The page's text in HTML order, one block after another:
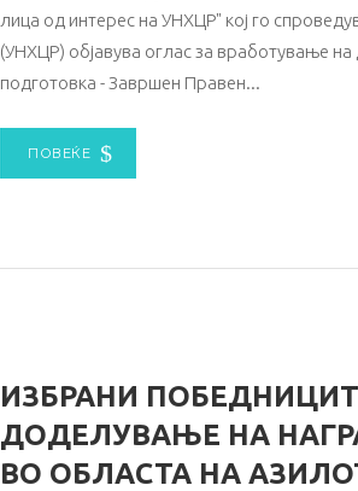
лица од интерес на УНХЦР" кој го
(УНХЦР) објавува оглас за вработување
подготовка - Завршен Правен
ПОВЕЌЕ
ИЗБРАНИ
ДОДЕЛУВАЊЕ НА
ВО ОБЛАСТА НА